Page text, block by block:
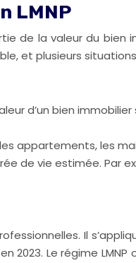
LMNP
de la valeur du
et plusieurs
d’un bien
appartements, les
de vie estimée.
Il
Le régime